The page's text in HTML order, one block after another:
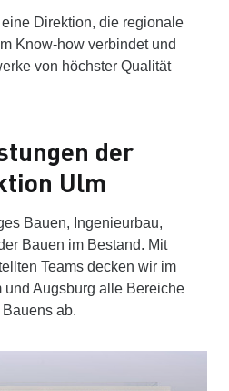
Direktion, die regionale
Know-how verbindet und
von höchster Qualität
der
Ulm
Bauen, Ingenieurbau,
Bauen im Bestand. Mit
Teams decken wir im
und Augsburg alle Bereiche
ab.